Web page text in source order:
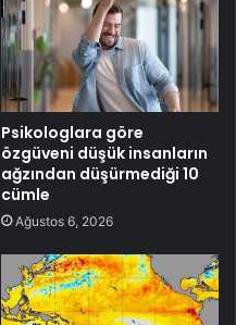
Psikologlara göre
özgüveni düşük insanların
ağzından düşürmediği 10
cümle
Ağustos 6, 2026